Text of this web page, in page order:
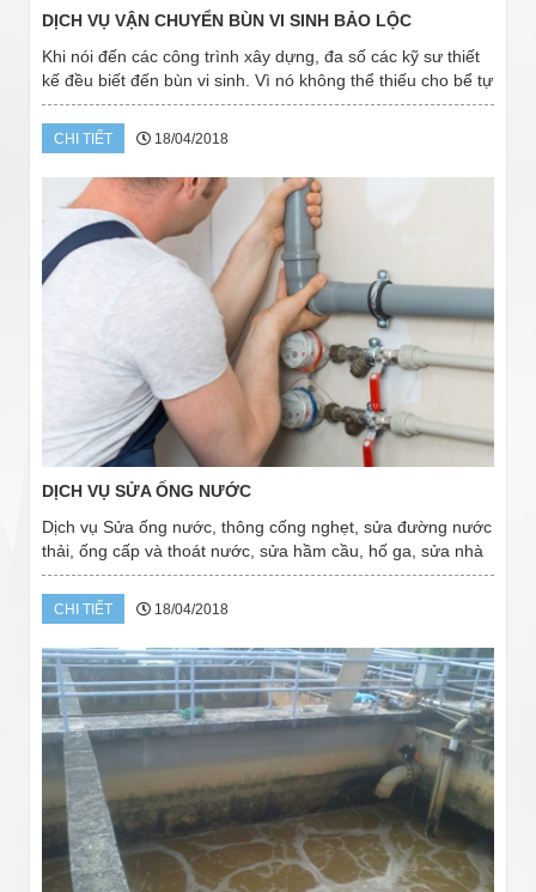
DỊCH VỤ VẬN CHUYỂN BÙN VI SINH BẢO LỘC
Khi nói đến các công trình xây dựng, đa số các kỹ sư thiết
kế đều biết đến bùn vi sinh. Vì nó không thể thiếu cho bể tự
hoại của các nhà vệ sinh, nhất là các công ty, xí nghiệp,
trường học, bệnh viện,...
CHI TIẾT 18/04/2018
DỊCH VỤ SỬA ỐNG NƯỚC
Dịch vụ Sửa ống nước, thông cống nghẹt, sửa đường nước
thải, ống cấp và thoát nước, sửa hầm cầu, hố ga, sửa nhà
vệ sinh, bồn cầu… Đội sửa ống nước tại Đà Lạt, chúng tôi
là đơn vị chuyên nghiệp sửa...
CHI TIẾT 18/04/2018